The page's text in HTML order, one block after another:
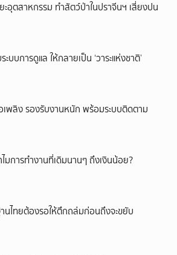
ะอุตสาหกรรม ทำสัตว์ป่าในปราจีนฯ เสี่ยงปน
บการดูแล ให้กลายเป็น ‘วาระแห่งชาติ’
เพลิง รองรับงานหนัก พร้อมระบบติดตาม
มการทำงานที่เดิมนานๆ ถึงเงินน้อย?
นไทยต้องรอให้ตึกถล่มก่อนถึงจะขยับ